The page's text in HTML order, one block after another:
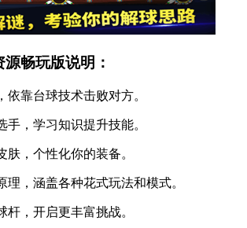
畅玩版说明：
依靠台球技术击败对方。
手，学习知识提升技能。
肤，个性化你的装备。
理，涵盖各种花式玩法和模式。
杆，开启更丰富挑战。